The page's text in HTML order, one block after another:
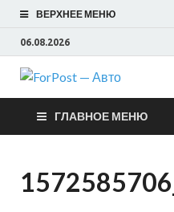
ВЕРХНЕЕ МЕНЮ
06.08.2026
ГЛАВНОЕ МЕНЮ